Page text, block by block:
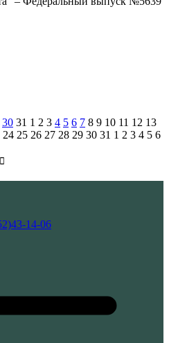
30 31 1 2 3 4 5 6 7 8 9 10 11 12 13
24 25 26 27 28 29 30 31 1 2 3 4 5 6
14-06